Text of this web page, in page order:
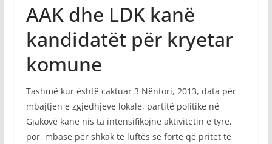
AAK dhe LDK kanë
kandidatët për kryetar
komune
Tashmë kur është caktuar 3 Nëntori, 2013, data për
mbajtjen e zgjedhjeve lokale, partitë politike në
Gjakovë kanë nis ta intensifikojnë aktivitetin e tyre,
por, mbase për shkak të luftës së fortë që pritet të